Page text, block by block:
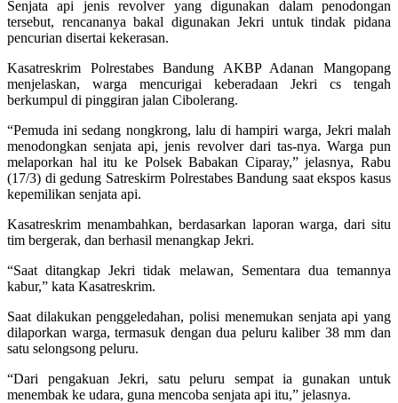
Senjata api jenis revolver yang digunakan dalam penodongan
tersebut, rencananya bakal digunakan Jekri untuk tindak pidana
pencurian disertai kekerasan.
Kasatreskrim Polrestabes Bandung AKBP Adanan Mangopang
menjelaskan, warga mencurigai keberadaan Jekri cs tengah
berkumpul di pinggiran jalan Cibolerang.
“Pemuda ini sedang nongkrong, lalu di hampiri warga, Jekri malah
menodongkan senjata api, jenis revolver dari tas-nya. Warga pun
melaporkan hal itu ke Polsek Babakan Ciparay,” jelasnya, Rabu
(17/3) di gedung Satreskirm Polrestabes Bandung saat ekspos kasus
kepemilikan senjata api.
Kasatreskrim menambahkan, berdasarkan laporan warga, dari situ
tim bergerak, dan berhasil menangkap Jekri.
“Saat ditangkap Jekri tidak melawan, Sementara dua temannya
kabur,” kata Kasatreskrim.
Saat dilakukan penggeledahan, polisi menemukan senjata api yang
dilaporkan warga, termasuk dengan dua peluru kaliber 38 mm dan
satu selongsong peluru.
“Dari pengakuan Jekri, satu peluru sempat ia gunakan untuk
menembak ke udara, guna mencoba senjata api itu,” jelasnya.